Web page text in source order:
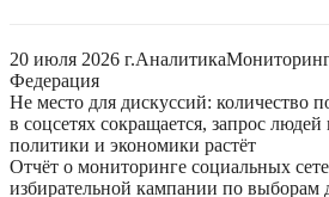
20 июля 2026 г.Аналитика
Федерация
Не место для дискуссий: количество
в соцсетях сокращается, запрос
политики и экономики растёт
Отчёт о мониторинге социальных
избирательной кампании по выборам